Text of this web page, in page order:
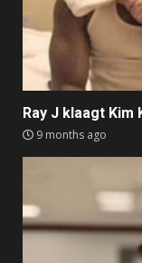
Ray J klaagt Kim
9 months ago